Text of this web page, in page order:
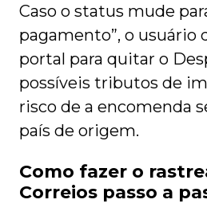
Caso o status mude
pagamento”, o usuário
portal para quitar o
possíveis tributos de
risco de a encomenda
país de origem.
Como fazer o
Correios passo a